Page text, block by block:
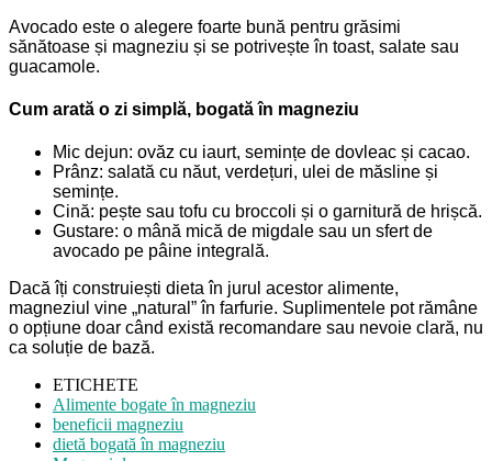
Avocado este o alegere foarte bună pentru grăsimi
sănătoase și magneziu și se potrivește în toast, salate sau
guacamole.
Cum arată o zi simplă, bogată în magneziu
Mic dejun: ovăz cu iaurt, semințe de dovleac și cacao.
Prânz: salată cu năut, verdețuri, ulei de măsline și
semințe.
Cină: pește sau tofu cu broccoli și o garnitură de hrișcă.
Gustare: o mână mică de migdale sau un sfert de
avocado pe pâine integrală.
Dacă îți construiești dieta în jurul acestor alimente,
magneziul vine „natural” în farfurie. Suplimentele pot rămâne
o opțiune doar când există recomandare sau nevoie clară, nu
ca soluție de bază.
ETICHETE
Alimente bogate în magneziu
beneficii magneziu
dietă bogată în magneziu